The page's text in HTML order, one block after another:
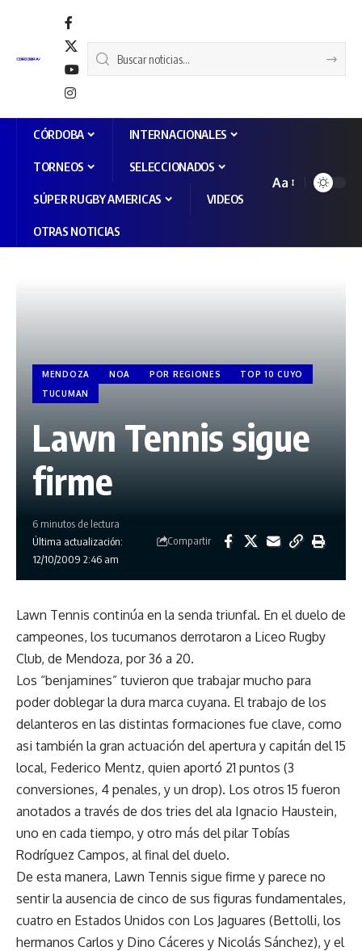
CÓRDOBA INTERNACIONALES
TORNEOS SELECCIONADOS
SÚPER RUGBY AMERICAS VIDEOS
OTRAS NOTICIAS
Aa
MENDOZA NOA POR REGIONES
TOP 10 CUYO
TUCUMAN
Lawn Tennis sigue
firme
Última actualización:
12/10/2009 2:46 am
6 minutos de lectura
Compartir
Lawn Tennis continúa en la senda triunfal. En el duelo de
campeones, los tucumanos derrotaron a Liceo Rugby
Club, de Mendoza, por 36 a 20.
Los “benjamines” tuvieron que trabajar mucho para
poder doblegar la dura marca cuyana. El trabajo de los
delanteros en las distintas formaciones fue clave, como
asi también la gran actuación del apertura y capitán del 15
local, Federico Mentz, quien aportó 21 puntos (3
conversiones, 4 penales, y un drop). Los otros 15 fueron
anotados a través de dos tries del ala Ignacio Haustein,
uno en cada tiempo, y otro más del pilar Tobías
Rodríguez Campos, al final del duelo.
De esta manera, Lawn Tennis sigue firme y parece no
sentir la ausencia de cinco de sus figuras fundamentales,
cuatro en Estados Unidos con Los Jaguares (Bettolli, los
hermanos Carlos y Dino Cáceres y Nicolás Sánchez), y el